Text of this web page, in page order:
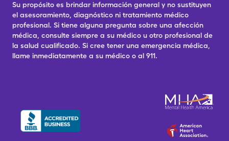
Su propósito es brindar información general y no sustituyen
el asesoramiento, diagnóstico ni tratamiento médico
profesional. Si tiene alguna pregunta sobre una afección
médica, consulte siempre a su médico u otro profesional de
la salud cualificado. Si cree tener una emergencia médica,
llame inmediatamente a su médico o al 911.